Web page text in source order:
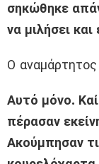
σηκώθηκε
να μιλήσει και
Ο
Αυτό μόνο.
πέρασαν
Ακούμπησαν